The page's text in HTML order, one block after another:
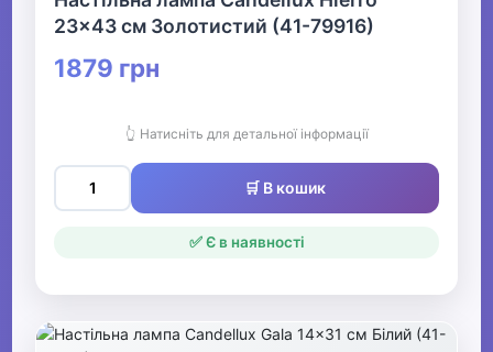
23x43 см Золотистий (41-79916)
1879 грн
👆 Натисніть для детальної інформації
🛒 В кошик
✅ Є в наявності